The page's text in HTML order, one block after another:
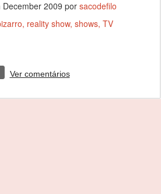
December 2009 por sacodefilo
reality show shows TV
Ver comentários